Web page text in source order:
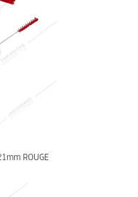
ROUGE